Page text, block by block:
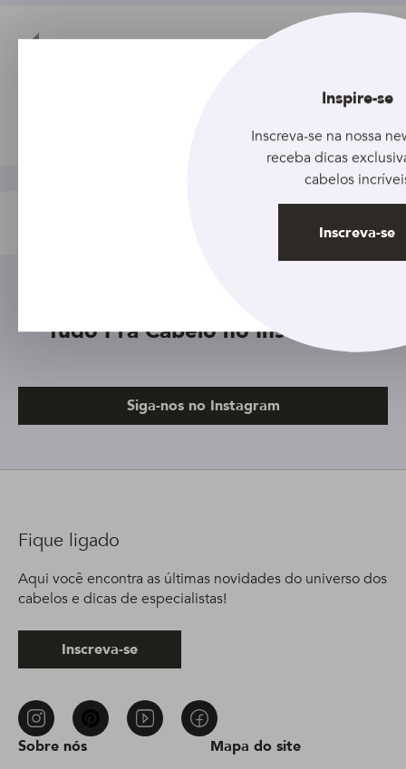
Tudo Pra Cabelo no Instagram
Siga-nos no Instagram
Sobre nós
Mapa do site
Fique ligado
Aqui você encontra as últimas novidades do universo dos
cabelos e dicas de especialistas!
Inscreva-se
Inspire-se
Inscreva-se na nossa
receba dicas
cabelos
Inscreva-se